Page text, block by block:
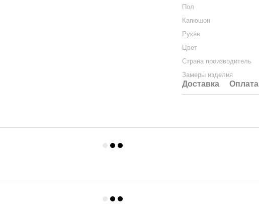
Пол
Капюшон
Рукав
Цвет
Страна производитель
Замеры изделия
Доставка Оплата